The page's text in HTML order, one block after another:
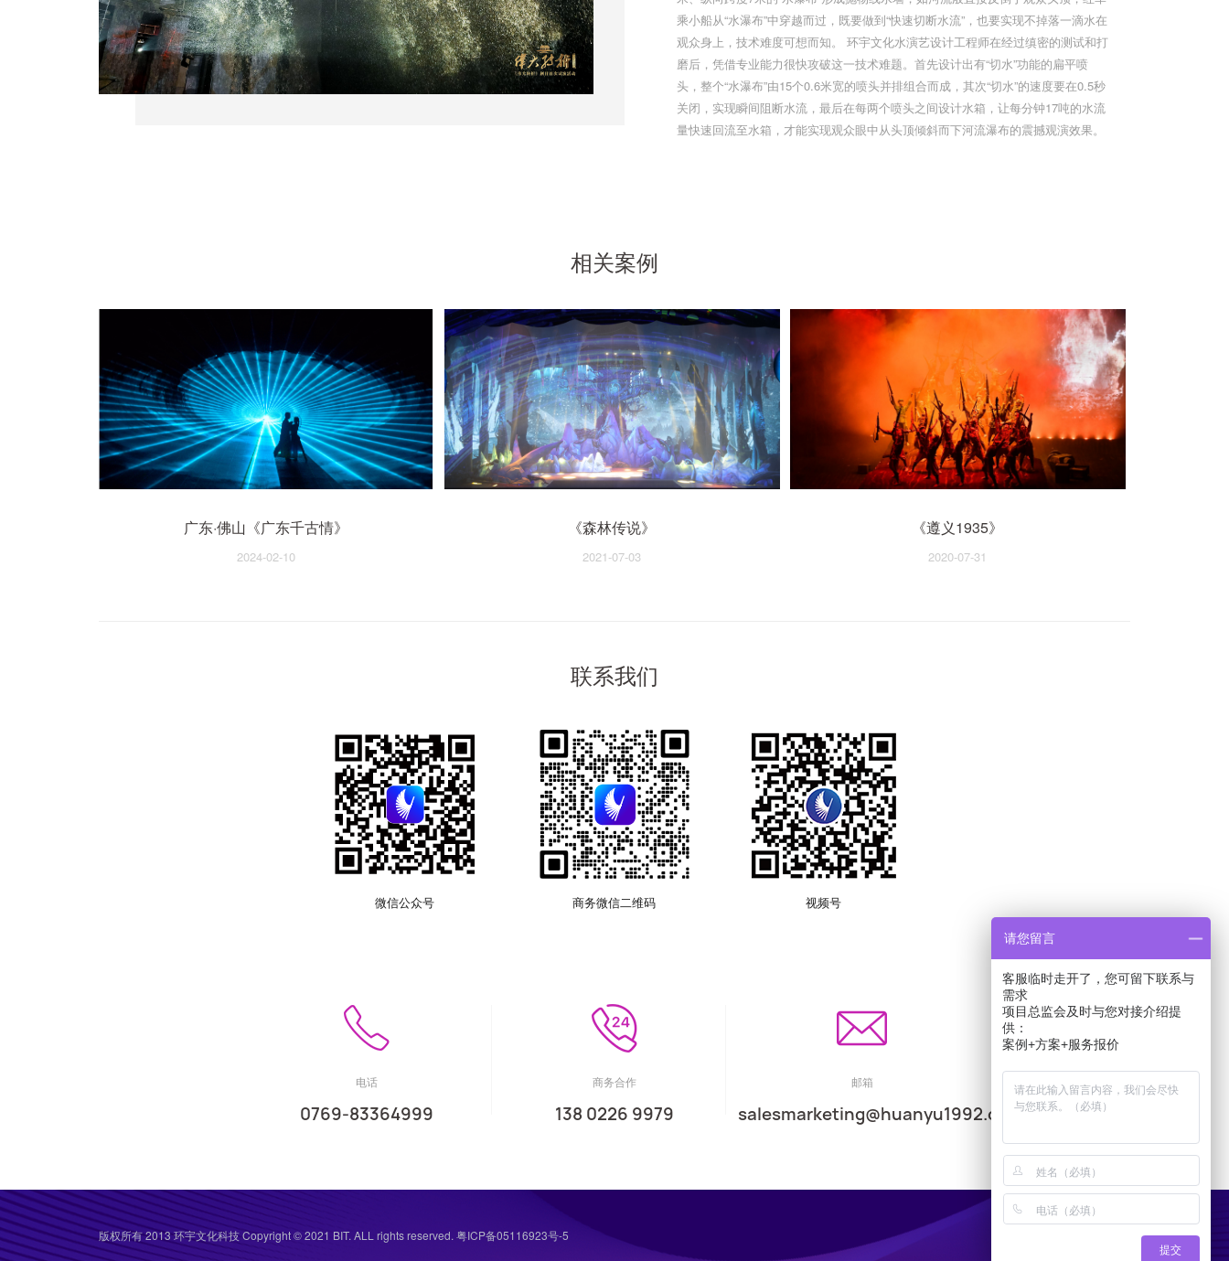
乘小船从“水瀑布”中穿越而过，既要做到“快速切断水流”，也要实现不掉落一滴水在
观众身上，技术难度可想而知。 环宇文化水演艺设计工程师在经过缜密的测试和打
磨后，凭借专业能力很快攻破这一技术难题。首先设计出有“切水”功能的扁平喷
头，整个“水瀑布”由15个0.6米宽的喷头并排组合而成，其次“切水”的速度要在0.5秒
关闭，实现瞬间阻断水流，最后在每两个喷头之间设计水箱，让每分钟17吨的水流
量快速回流至水箱，才能实现观众眼中从头顶倾斜而下河流瀑布的震撼观演效果。
相关案例
广东·佛山《广东千古情》
2024-02-10
《森林传说》
2021-07-03
《遵义1935》
2020-07-31
联系我们
微信公众号 商务微信二维码 视频号
电话
0769-83364999
商务合作
138 0226 9979
邮箱
salesmarketing@huanyu1992.com
版权所有 2013 环宇文化科技 Copyright © 2021 BIT. ALL rights reserved. 粤ICP备05116923号-5
请您留言
客服临时走开了，您可留下联系与
需求
项目总监会及时与您对接介绍提
供：
案例+方案+服务报价
提交